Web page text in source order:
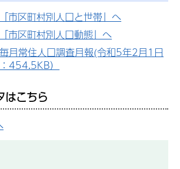
市区町村別人口と世帯」へ
市区町村別人口動態」へ
月常住人口調査月報(令和5年2月1日
454.5KB）
はこちら